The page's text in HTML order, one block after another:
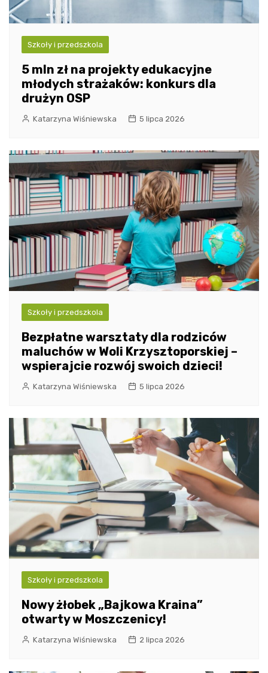
Szkoły i przedszkola
5 mln zł na projekty edukacyjne
młodych strażaków: konkurs dla
drużyn OSP
Katarzyna Wiśniewska 5 lipca 2026
Szkoły i przedszkola
Bezpłatne warsztaty dla rodziców
maluchów w Woli Krzysztoporskiej –
wspierajcie rozwój swoich dzieci!
Katarzyna Wiśniewska 5 lipca 2026
Szkoły i przedszkola
Nowy żłobek „Bajkowa Kraina”
otwarty w Moszczenicy!
Katarzyna Wiśniewska 2 lipca 2026